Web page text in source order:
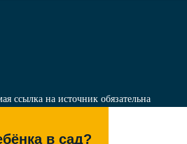
ссылка на источник обязательна
в сад?